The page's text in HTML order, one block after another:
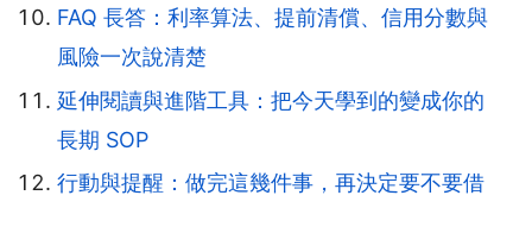
FAQ 長答：利率算法、提前清償、信用分數與
風險一次說清楚
延伸閱讀與進階工具：把今天學到的變成你的
長期 SOP
行動與提醒：做完這幾件事，再決定要不要借